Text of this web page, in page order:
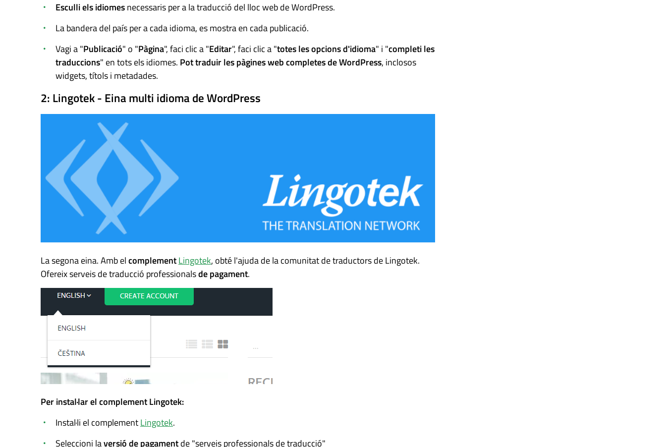
Esculli els idiomesnecessaris per a la traducció del lloc web de WordPress.
La bandera del país per a cada idioma, es mostra en cada publicació.
Vagi a "Publicació" o "Pàgina", faci clic a "Editar", faci clic a "totes les opcions d'idioma" i "completi les
traduccions" en tots els idiomes. Pot traduir les pàgines web completes de WordPress, inclosos
widgets, títols i metadades.
2: Lingotek - Eina multi idioma de WordPress
La segona eina. Amb elcomplementLingotek, obté l'ajuda de la comunitat de traductors de Lingotek.
Ofereix serveis de traducció professionalsde pagament.
Per instal·lar el complement Lingotek:
Instal·li el complementLingotek.
Seleccioni laversió de pagamentde "serveis professionals de traducció"